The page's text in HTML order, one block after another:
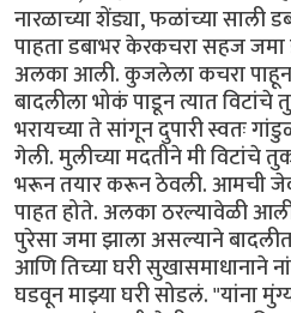
नारळाच्या शेंड्या, फळांच्या साली
पाहता डबाभर केरकचरा सहज
अलका आली. कुजलेला कचरा
बादलीला भोकं पाडून त्यात
भरायच्या ते सांगून दुपारी स्वतः
गेली. मुलीच्या मदतीने मी विटांचे
भरून तयार करून ठेवली. आमची
पाहत होते. अलका ठरल्यावेळी
पुरेसा जमा झाला असल्याने
आणि तिच्या घरी सुखासमाधानाने
घडवून माझ्या घरी सोडलं. "यांना